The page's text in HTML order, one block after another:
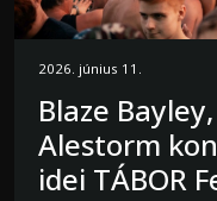
2026. június 11.
Blaze
Alestorm
idei TÁBOR